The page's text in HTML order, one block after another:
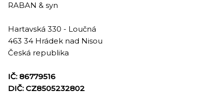
RABAN & syn
Hartavská 330 - Loučná
463 34 Hrádek nad Nisou
Česká republika
IČ: 86779516
DIČ: CZ8505232802